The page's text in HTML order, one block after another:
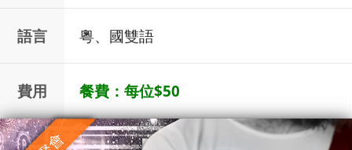
語言 粵、國雙語
費用 餐費：每位$50